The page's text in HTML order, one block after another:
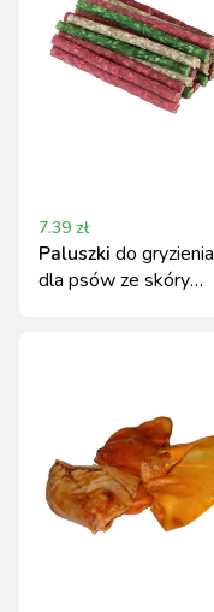
7.39 zł
Paluszki do gryzienia
dla psów ze skóry